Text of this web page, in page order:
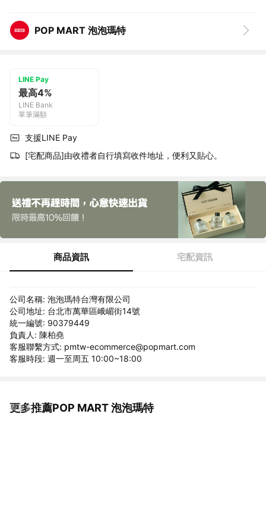
POP MART 泡泡瑪特
LINE Pay
最高4%
LINE Bank
單筆滿額
支援LINE Pay
[宅配商品]由收禮者自行填寫收件地址，便利又貼心。
商品資訊 宅配資訊
公司名稱: 泡泡瑪特台灣有限公司
公司地址: 台北市萬華區峨嵋街14號
統一編號: 90379449
負責人: 陳柏堯
客服聯繫方式: pmtw-ecommerce@popmart.com
客服時段: 週一至周五 10:00~18:00
更多推薦POP MART 泡泡瑪特
看更多